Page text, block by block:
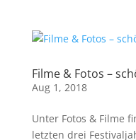
Filme & Fotos –
Aug 1, 2018
Unter Fotos & Filme
letzten drei